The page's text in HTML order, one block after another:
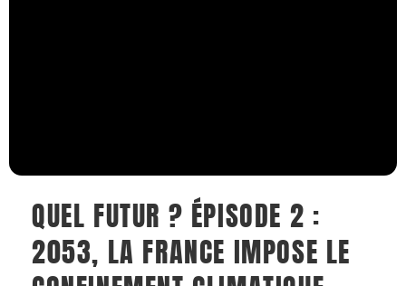
QUEL FUTUR ? ÉPISODE 2 :
2053, LA FRANCE IMPOSE LE